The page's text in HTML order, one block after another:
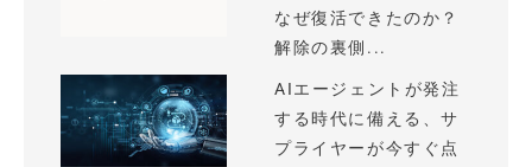
なぜ復活できたのか？
解除の裏側...
AIエージェントが発注
する時代に備える、サ
プライヤーが今すぐ点